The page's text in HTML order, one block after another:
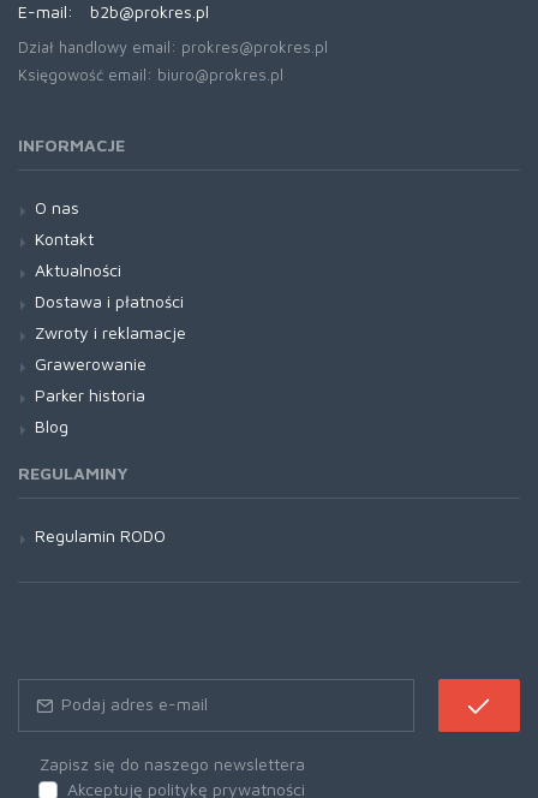
E-mail:
b2b@prokres.pl
Dział handlowy email: prokres@prokres.pl
Księgowość email: biuro@prokres.pl
INFORMACJE
O nas
Kontakt
Aktualności
Dostawa i płatności
Zwroty i reklamacje
Grawerowanie
Parker historia
Blog
REGULAMINY
Regulamin RODO
Zapisz się do naszego newslettera
Akceptuję politykę prywatności